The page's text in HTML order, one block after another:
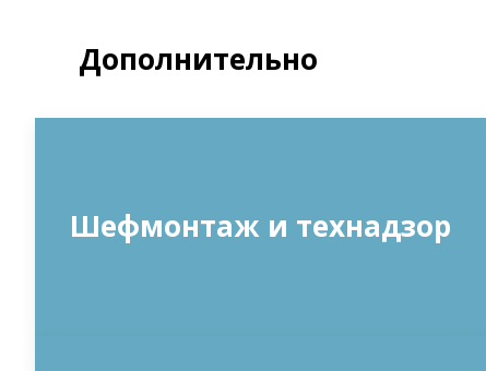
Дополнительно
Шефмонтаж и технадзор